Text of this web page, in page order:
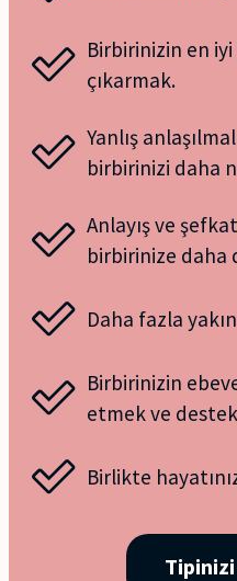
Birbirinizin en
çıkarmak.
Yanlış
birbirinizi daha
Anlayış ve
birbirinize daha
Daha fazla
Birbirinizin
etmek ve
Birlikte